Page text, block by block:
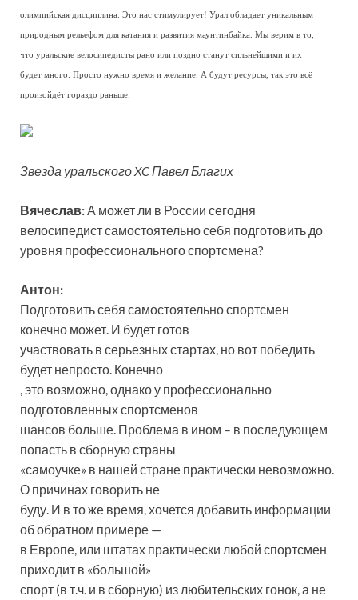
олимпийская дисциплина. Это нас стимулирует! Урал обладает уникальным
природным рельефом для катания и развития маунтинбайка. Мы верим в то,
что уральские велосипедисты рано или поздно станут сильнейшими и их
будет много. Просто нужно время и желание. А будут ресурсы, так это всё
произойдёт гораздо раньше.
Звезда уральского XC Павел Благих
Вячеслав: А может ли в России сегодня
велосипедист самостоятельно себя подготовить до
уровня профессионального спортсмена?
Антон:
Подготовить себя самостоятельно спортсмен
конечно может. И будет готов
участвовать в серьезных стартах, но вот победить
будет непросто. Конечно
, это возможно, однако у профессионально
подготовленных спортсменов
шансов больше. Проблема в ином – в последующем
попасть в сборную страны
«самоучке» в нашей стране практически невозможно.
О причинах говорить не
буду. И в то же время, хочется добавить информации
об обратном примере —
в Европе, или штатах практически любой спортсмен
приходит в «большой»
спорт (в т.ч. и в сборную) из любительских гонок, а не